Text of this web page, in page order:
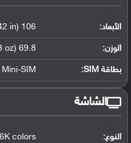
الأبعاد: 106 x 45 x 10.6 mm (4.17 x 1.77 x 0.42 in)
الوزن: 69.8 g (2.43 oz)
بطاقة SIM: Mini-SIM
الشاشة
النوع: colors